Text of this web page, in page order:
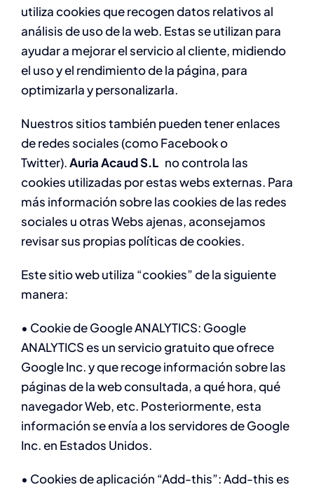
utiliza cookies que recogen datos relativos al
análisis de uso de la web. Estas se utilizan para
ayudar a mejorar el servicio al cliente, midiendo
el uso y el rendimiento de la página, para
optimizarla y personalizarla.
Nuestros sitios también pueden tener enlaces
de redes sociales (como Facebook o
Twitter).Auria Acaud S.L no controla las
cookies utilizadas por estas webs externas. Para
más información sobre las cookies de las redes
sociales u otras Webs ajenas, aconsejamos
revisar sus propias políticas de cookies.
Este sitio web utiliza “cookies” de la siguiente
manera:
• Cookie de Google ANALYTICS: Google
ANALYTICS es un servicio gratuito que ofrece
Google Inc. y que recoge información sobre las
páginas de la web consultada, a qué hora, qué
navegador Web, etc. Posteriormente, esta
información se envía a los servidores de Google
Inc. en Estados Unidos.
• Cookies de aplicación “Add-this”: Add-this es